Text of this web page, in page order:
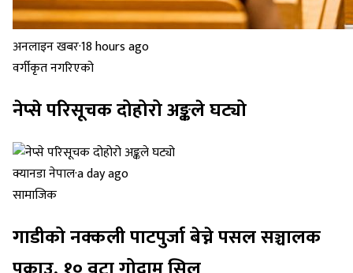
अनलाइन खबर·18 hours ago
वर्गीकृत नगरिएको
नेप्से परिसूचक दोहोरो अङ्कले घट्यो
क्यानडा नेपाल·a day ago
सामाजिक
गाडीको नक्कली पाटपुर्जा बेच्ने पसल सञ्चालक